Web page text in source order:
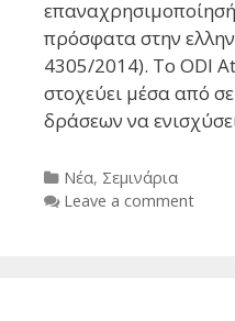
πρόσφατα στην
4305/2014). Το ODI
στοχεύει μέσα από
δράσεων να
Categories
Νέα, Σεμινάρια
Leave a comment